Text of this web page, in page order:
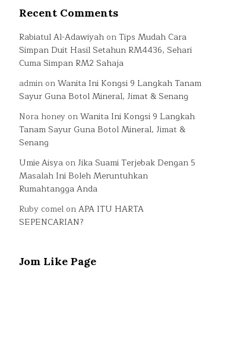
Recent Comments
Rabiatul Al-Adawiyah onTips Mudah Cara
Simpan Duit Hasil Setahun RM4436, Sehari
Cuma Simpan RM2 Sahaja
admin onWanita Ini Kongsi 9 Langkah Tanam
Sayur Guna Botol Mineral, Jimat & Senang
Nora honey onWanita Ini Kongsi 9 Langkah
Tanam Sayur Guna Botol Mineral, Jimat &
Senang
Umie Aisya on Jika Suami Terjebak Dengan 5
Masalah Ini Boleh Meruntuhkan
Rumahtangga Anda
Ruby comel onAPA ITU HARTA
SEPENCARIAN?
Jom Like Page